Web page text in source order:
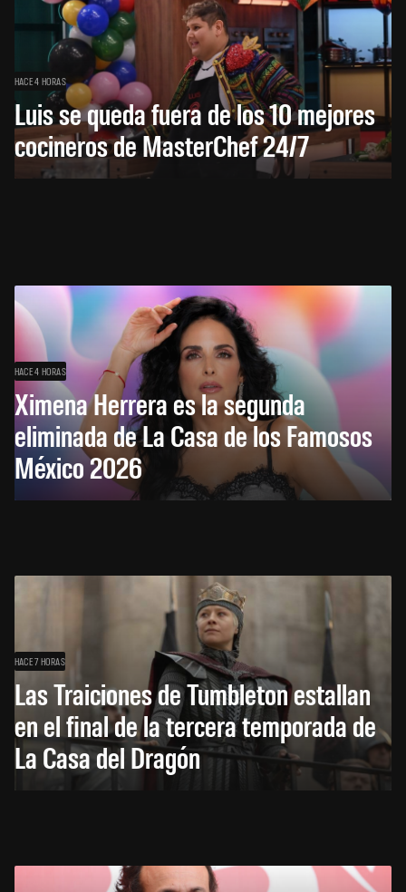
HACE 4 HORAS
Luis se queda fuera de los 10 mejores
cocineros de MasterChef 24/7
HACE 4 HORAS
Ximena Herrera es la segunda
eliminada de La Casa de los Famosos
México 2026
HACE 7 HORAS
Las Traiciones de Tumbleton estallan
en el final de la tercera temporada de
La Casa del Dragón